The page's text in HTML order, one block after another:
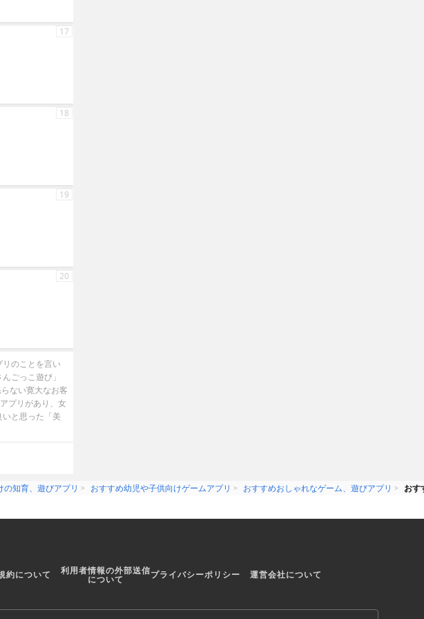
17
18
19
20
のことを言い
ごっこ遊び」
ない寛大なお客
プリがあり、女
と思った「美
知育、遊びアプリ おすすめ幼児や子供向けゲームアプリ おすすめおしゃれなゲーム、遊びアプリ
おす
約について 利用者情報の外部送信
について プライバシーポリシー 運営会社について